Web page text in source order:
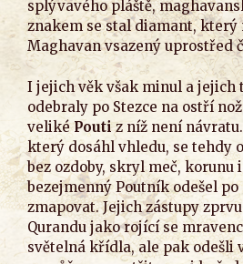
splývavého pláště,
znakem se stal diamant, který
Maghavan vsazený uprostřed
I jejich věk však minul a jejich
odebraly po Stezce na ostří
velikéPoutiz níž není
který dosáhl vhledu, se tehdy
bez ozdoby, skryl meč, korunu
bezejmenný Poutník odešel po
zmapovat. Jejich zástupy
Qurandu jako rojící se
světelná křídla, ale pak odešli